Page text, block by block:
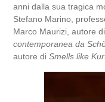
anni dalla sua tragica
Stefano Marino,
Marco Maurizi, autore
contemporanea da
autore diSmells like